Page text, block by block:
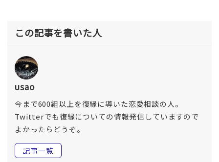
この記事を書いた人
usao
今まで600組以上を復縁に導いた恋愛相談の人。
Twitterでも復縁についての情報発信していますので
よかったらどうぞ。
記事一覧